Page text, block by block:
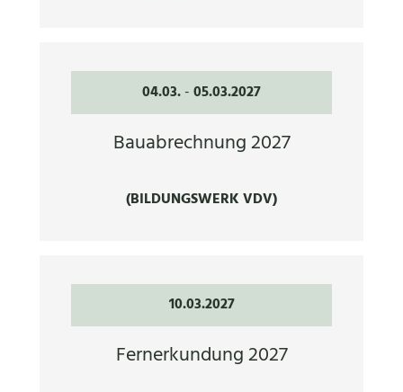
04.03.-05.03.2027
Bauabrechnung 2027
(BILDUNGSWERK VDV)
10.03.2027
Fernerkundung 2027